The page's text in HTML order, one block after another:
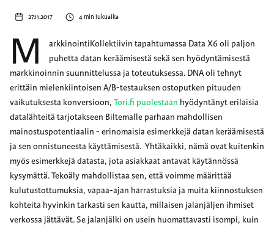
27.11.2017 4min lukuaika
M
arkkinointiKollektiivin tapahtumassa Data X6 oli paljon
puhetta datan keräämisestä sekä sen hyödyntämisestä
markkinoinnin suunnittelussa ja toteutuksessa. DNA oli tehnyt
erittäin mielenkiintoisen A/B-testauksen ostoputken pituuden
vaikutuksesta konversioon, Tori.fi puolestaan hyödyntänyt erilaisia
datalähteitä tarjotakseen Biltemalle parhaan mahdollisen
mainostuspotentiaalin - erinomaisia esimerkkejä datan keräämisestä
ja sen onnistuneesta käyttämisestä. Yhtäkaikki, nämä ovat kuitenkin
myös esimerkkejä datasta, jota asiakkaat antavat käytännössä
kysymättä. Tekoäly mahdollistaa sen, että voimme määrittää
kulutustottumuksia, vapaa-ajan harrastuksia ja muita kiinnostuksen
kohteita hyvinkin tarkasti sen kautta, millaisen jalanjäljen ihmiset
verkossa jättävät. Se jalanjälki on usein huomattavasti isompi, kuin